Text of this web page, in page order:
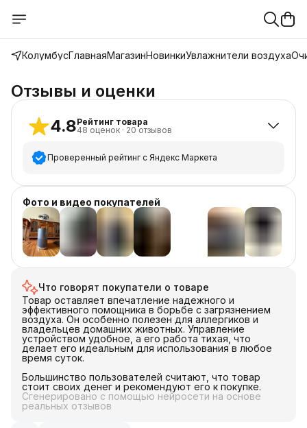
КолумбусГлавнаяМагазинНовинкиУвлажнители воздуха
Отзывы и оценки
4.8Рейтинг товара
48 оценок · 20 отзывов
Проверенный рейтинг с Яндекс Маркета
5 звёзд
41
4 звезды
5
3 звезды
2 звезды
0
Фото и видео покупателей
Что говорят покупатели о товаре
Товар оставляет впечатление надежного и
эффективного помощника в борьбе с загрязнением
воздуха. Он особенно полезен для аллергиков и
владельцев домашних животных. Управление
устройством удобное, а его работа тихая, что
делает его идеальным для использования в любое
время суток.
Большинство пользователей считают, что товар
стоит своих денег и рекомендуют его к покупке.
Сгенерировано с помощью нейросети на основе
реальных отзывов